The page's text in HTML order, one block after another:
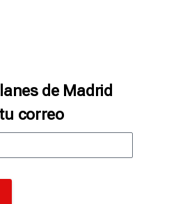
de Madrid
correo